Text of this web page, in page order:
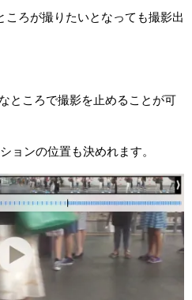
ころが撮りたいとなっても撮影出
ところで撮影を止めることが可
ョンの位置も決めれます。